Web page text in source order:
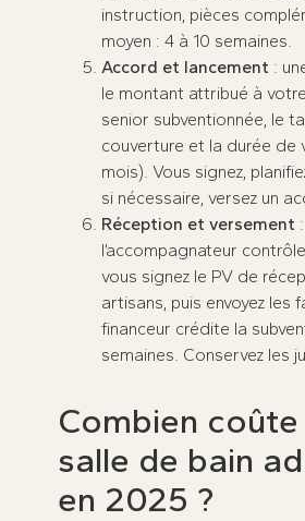
instruction, pièces
moyen : 4 à 10 semaines.
Accord et lancement :
le montant attribué à
senior subventionnée, le
couverture et la durée de
mois). Vous signez,
si nécessaire, versez un
Réception et versement :
l’accompagnateur
vous signez le PV de
artisans, puis envoyez les
financeur crédite la
semaines. Conservez les
Combien coûte
salle de bain
en 2025 ?